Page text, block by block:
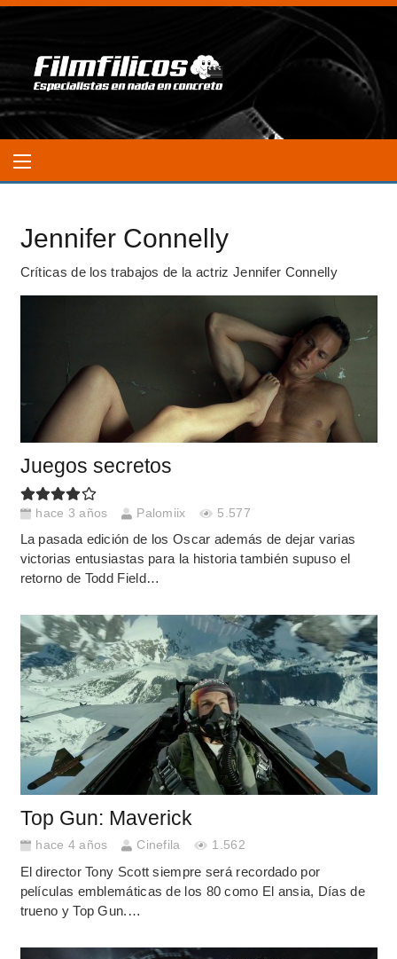
Jennifer Connelly
Críticas de los trabajos de la actriz Jennifer Connelly
Juegos secretos
hace 3 años Palomiix 5.577
La pasada edición de los Oscar además de dejar varias
victorias entusiastas para la historia también supuso el
retorno de Todd Field…
Top Gun: Maverick
hace 4 años Cinefila 1.562
El director Tony Scott siempre será recordado por
películas emblemáticas de los 80 como El ansia, Días de
trueno y Top Gun.…